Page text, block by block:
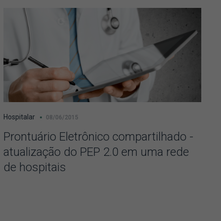
Hospitalar 08/06/2015
Prontuário Eletrônico compartilhado -
atualização do PEP 2.0 em uma rede
de hospitais